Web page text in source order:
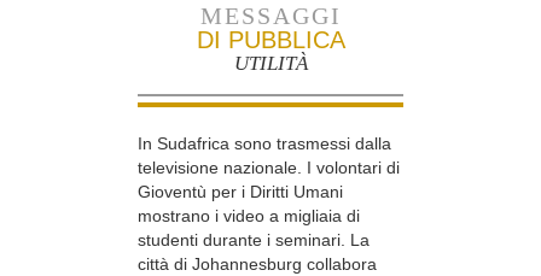
MESSAGGI
DI PUBBLICA
UTILITÀ
In Sudafrica sono trasmessi dalla
televisione nazionale. I volontari di
Gioventù per i Diritti Umani
mostrano i video a migliaia di
studenti durante i seminari. La
città di Johannesburg collabora